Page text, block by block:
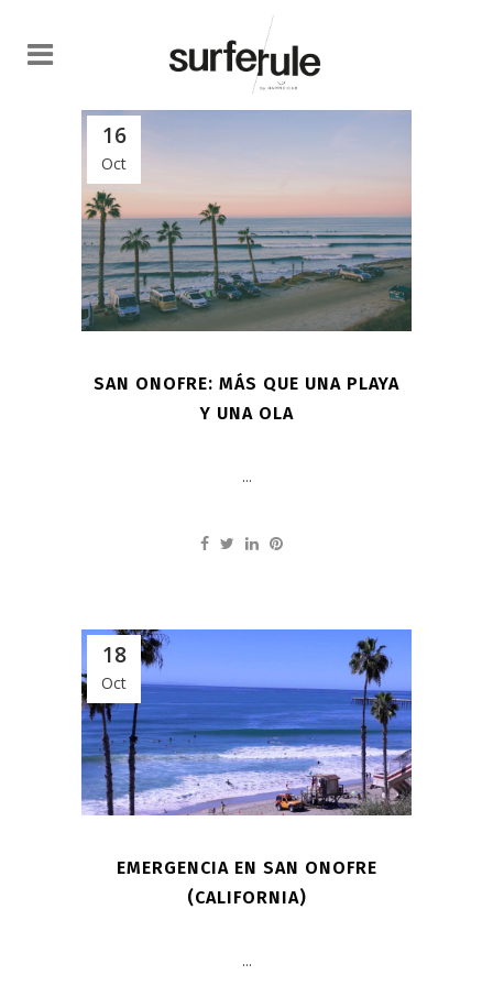
16
Oct
SAN ONOFRE: MÁS QUE UNA PLAYA
Y UNA OLA
...
18
Oct
EMERGENCIA EN SAN ONOFRE
(CALIFORNIA)
...